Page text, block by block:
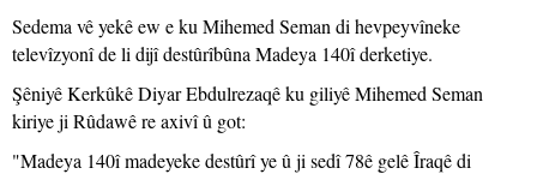
Sedema vê yekê ew e ku Mihemed Seman di hevpeyvîneke
televîzyonî de li dijî destûrîbûna Madeya 140î derketiye.
Şêniyê Kerkûkê Diyar Ebdulrezaqê ku giliyê Mihemed Seman
kiriye ji Rûdawê re axivî û got:
"Madeya 140î madeyeke destûrî ye û ji sedî 78ê gelê Îraqê di